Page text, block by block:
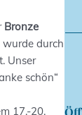
Bronze
wurde durch
Unser
schön“
17.-20.